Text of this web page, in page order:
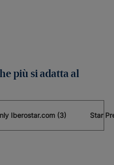
più si adatta al
Iberostar.com (3)